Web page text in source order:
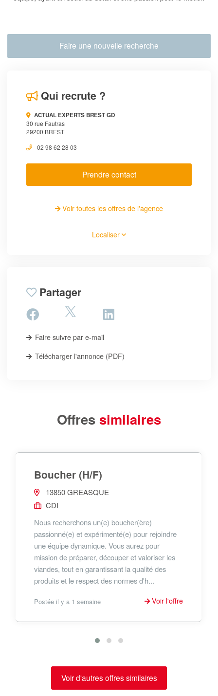
Faire une nouvelle recherche
Qui recrute ?
ACTUAL EXPERTS BREST GD
30 rue Fautras
29200 BREST
02 98 62 28 03
Prendre contact
Voir toutes les offres de l'agence
Localiser
Partager
Faire suivre par e-mail
Télécharger l'annonce (PDF)
Offres similaires
Boucher (H/F)
13850 GREASQUE
CDI
Nous recherchons un(e) boucher(ère)
passionné(e) et expérimenté(e) pour rejoindre
une équipe dynamique. Vous aurez pour
mission de préparer, découper et valoriser les
viandes, tout en garantissant la qualité des
produits et le respect des normes d'h...
Postée il y a 1 semaine Voir l'offre
Voir d'autres offres similaires